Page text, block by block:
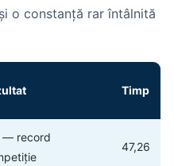
o constanță rar întâlnită
Timp
— record
47,26